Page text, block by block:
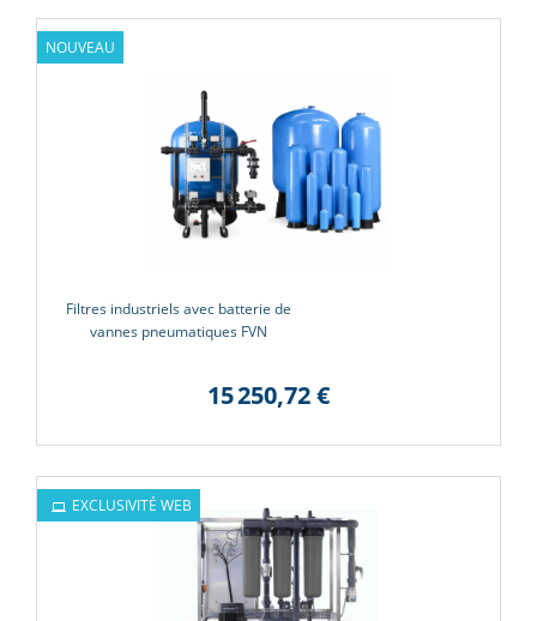
Filtres industriels avec batterie de
vannes pneumatiques FVN
15 250,72 €
NOUVEAU
EXCLUSIVITÉ WEB